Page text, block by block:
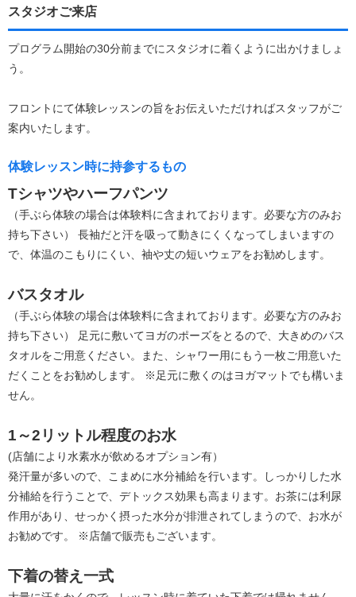
スタジオご来店
プログラム開始の30分前までにスタジオに着くように出かけましょ
う。
フロントにて体験レッスンの旨をお伝えいただければスタッフがご
案内いたします。
体験レッスン時に持参するもの
Tシャツやハーフパンツ
（手ぶら体験の場合は体験料に含まれております。必要な方のみお
持ち下さい） 長袖だと汗を吸って動きにくくなってしまいますの
で、体温のこもりにくい、袖や丈の短いウェアをお勧めします。
バスタオル
（手ぶら体験の場合は体験料に含まれております。必要な方のみお
持ち下さい） 足元に敷いてヨガのポーズをとるので、大きめのバス
タオルをご用意ください。また、シャワー用にもう一枚ご用意いた
だくことをお勧めします。 ※足元に敷くのはヨガマットでも構いま
せん。
1～2リットル程度のお水
(店舗により水素水が飲めるオプション有）
発汗量が多いので、こまめに水分補給を行います。しっかりした水
分補給を行うことで、デトックス効果も高まります。お茶には利尿
作用があり、せっかく摂った水分が排泄されてしまうので、お水が
お勧めです。 ※店舗で販売もございます。
下着の替え一式